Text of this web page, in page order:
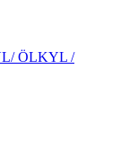
ÖLKYL /